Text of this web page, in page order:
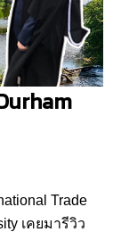
Trade
เคยมารีวิว